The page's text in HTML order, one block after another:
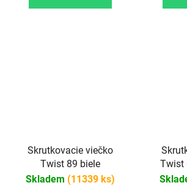
Skrutkovacie viečko
Twist 89 biele
Skladem (11339 ks)
Twist